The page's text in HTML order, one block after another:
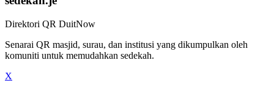
Direktori QR DuitNow
Senarai QR masjid, surau, dan institusi yang dikumpulkan oleh
komuniti untuk memudahkan sedekah.
X